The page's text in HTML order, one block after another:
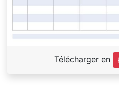
Télécharger en